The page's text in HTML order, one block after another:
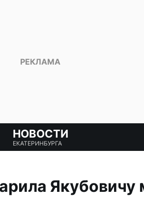
НОВОСТИ
ЕКАТЕРИНБУРГА
Якубовичу